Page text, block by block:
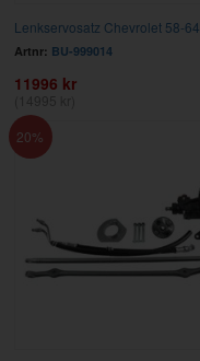
Lenkservosatz Chevrolet 58-64
Artnr: BU-999014
11996 kr
20